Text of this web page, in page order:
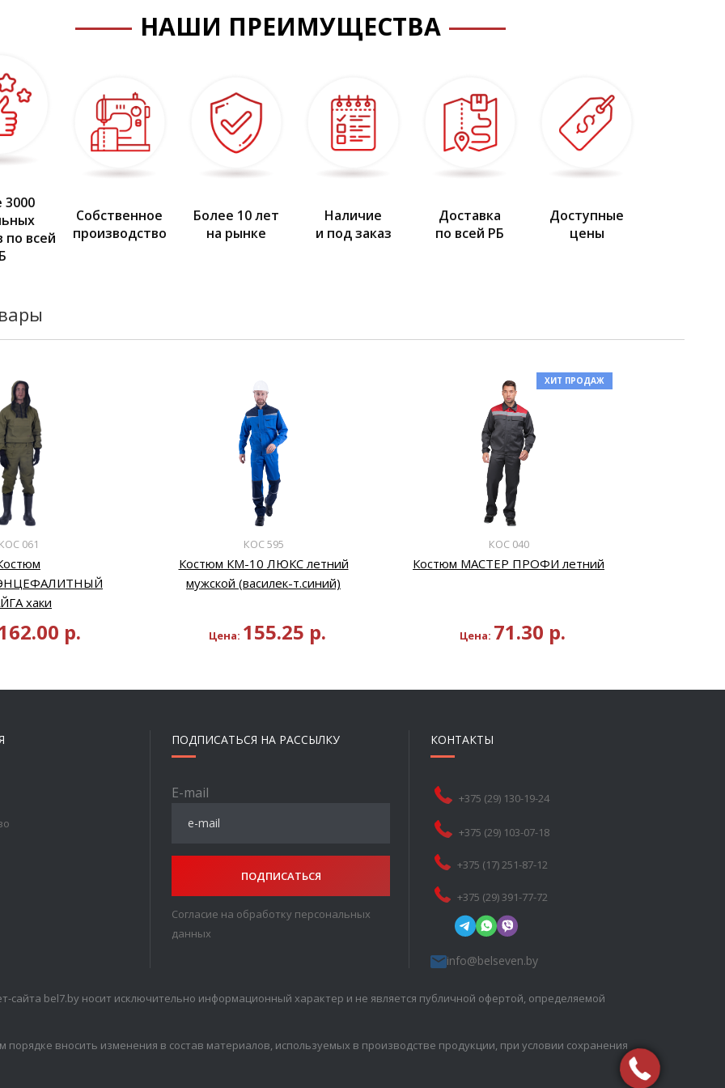
НАШИ ПРЕИМУЩЕСТВА
3000
по всей
Собственное
производство
Более 10 лет
на рынке
Наличие
и под заказ
Доставка
по всей РБ
Доступные
цены
КОС 061
хаки
р.
КОС 595
Костюм КМ-10 ЛЮКС летний
мужской (василек-т.синий)
Цена: 155.25 р.
КОС 040
Костюм МАСТЕР ПРОФИ летний
Цена: 71.30 р.
ХИТ ПРОДАЖ
ПОДПИСАТЬСЯ НА РАССЫЛКУ
E-mail
ПОДПИСАТЬСЯ
Согласие на обработку персональных
данных
КОНТАКТЫ
+375 (29) 130-19-24
+375 (29) 103-07-18
+375 (17) 251-87-12
+375 (29) 391-77-72
info@belseven.by
bel7.by носит исключительно информационный характер и не является публичной офертой, определяемой
вносить изменения в состав материалов, используемых в производстве продукции, при условии сохранения